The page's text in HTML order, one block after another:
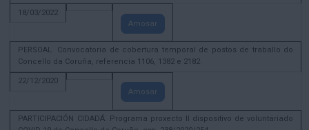
18/03/2022
Amosar
PERSOAL. Convocatoria de cobertura temporal de postos de traballo do
Concello da Coruña, referencia 1106, 1382 e 2182
22/12/2020
Amosar
PARTICIPACIÓN CIDADÁ. Programa proxecto II dispositivo de voluntariado